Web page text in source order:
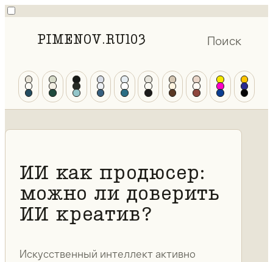
PIMENOV.RU103 Поиск
ИИ как продюсер:
можно ли доверить
ИИ креатив?
Искусственный интеллект активно